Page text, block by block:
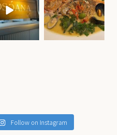
Toscanaで
す！
の紹介です！
✨
リアン
【旬の鮮魚のアクアパ
ッツァ】
...
8月 20
Follow on Instagram